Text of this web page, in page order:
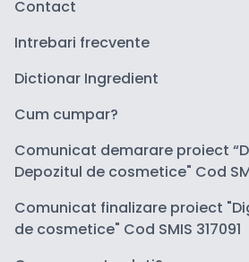
Contact
Intrebari frecvente
Dictionar Ingredient
Cum cumpar?
Comunicat demarare proiect
Depozitul de cosmetice" Cod
Comunicat finalizare proiect
de cosmetice" Cod SMIS 317091